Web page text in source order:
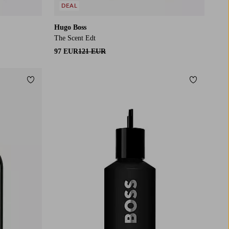
Hugo Boss
The Scent Edt
97 EUR121 EUR
DEAL
Lisää suosikkeihin Lisää